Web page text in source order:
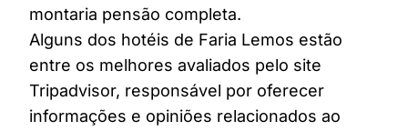
montaria pensão completa.
Alguns dos hotéis de Faria Lemos estão
entre os melhores avaliados pelo site
Tripadvisor, responsável por oferecer
informações e opiniões relacionados ao